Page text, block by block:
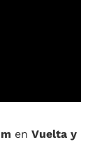
en Vuelta y